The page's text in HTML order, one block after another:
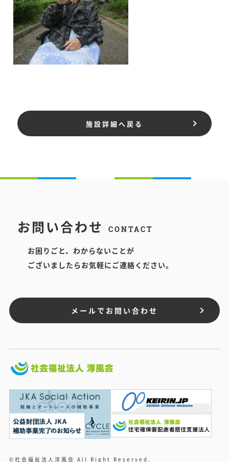
施設詳細へ戻る
お問い合わせ CONTACT
お困りごと、わからないことが
ございましたらお気軽にご連絡ください。
メールでお問い合わせ
©社会福祉法人淳風会 All Right Reserved.